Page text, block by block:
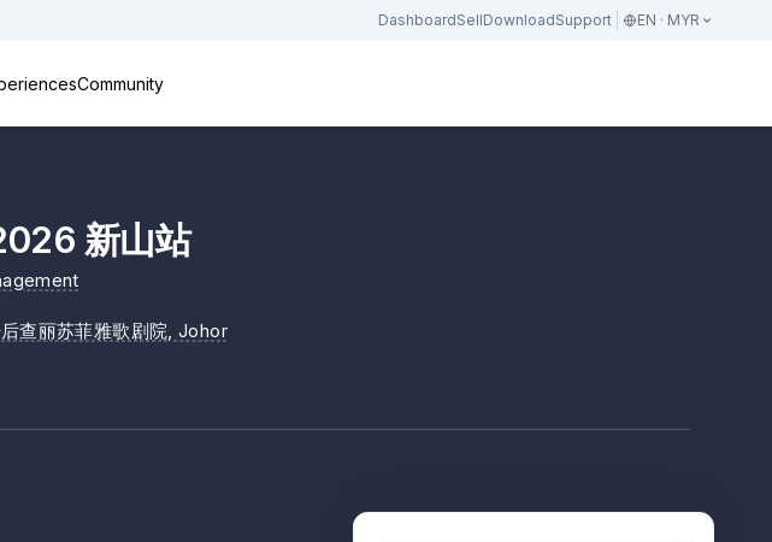
DashboardSellDownloadSupport EN · MYR
Community
新山站
查丽苏菲雅歌剧院 , Johor